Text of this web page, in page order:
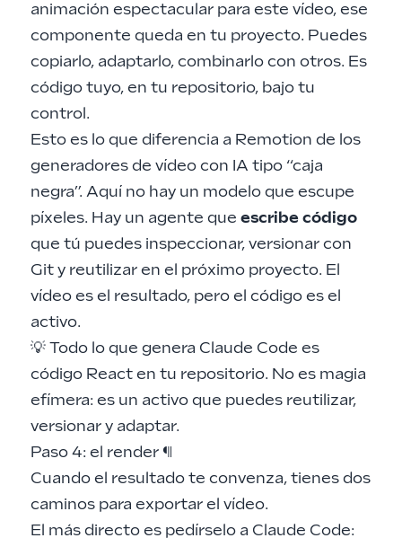
animación espectacular para este vídeo, ese
componente queda en tu proyecto. Puedes
copiarlo, adaptarlo, combinarlo con otros. Es
código tuyo, en tu repositorio, bajo tu
control.
Esto es lo que diferencia a Remotion de los
generadores de vídeo con IA tipo “caja
negra”. Aquí no hay un modelo que escupe
píxeles. Hay un agente que escribe código
que tú puedes inspeccionar, versionar con
Git y reutilizar en el próximo proyecto. El
vídeo es el resultado, pero el código es el
activo.
💡 Todo lo que genera Claude Code es
código React en tu repositorio. No es magia
efímera: es un activo que puedes reutilizar,
versionar y adaptar.
Paso 4: el render ¶
Cuando el resultado te convenza, tienes dos
caminos para exportar el vídeo.
El más directo es pedírselo a Claude Code: